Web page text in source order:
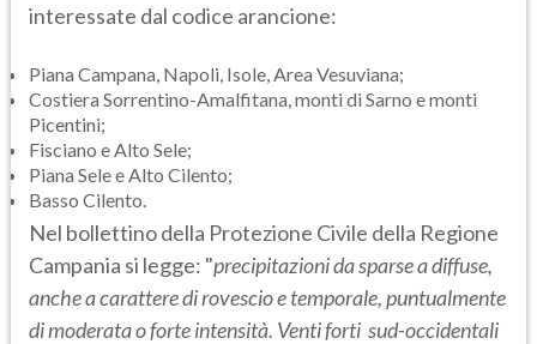
interessate dal codice arancione:
Piana Campana, Napoli, Isole, Area Vesuviana;
Costiera Sorrentino-Amalfitana, monti di Sarno e monti
Picentini;
Fisciano e Alto Sele;
Piana Sele e Alto Cilento;
Basso Cilento.
Nel bollettino della Protezione Civile della Regione
Campania si legge: "precipitazioni da sparse a diffuse,
anche a carattere di rovescio e temporale,puntualmente
di moderata o forte intensità. Venti forti sud-occidentali